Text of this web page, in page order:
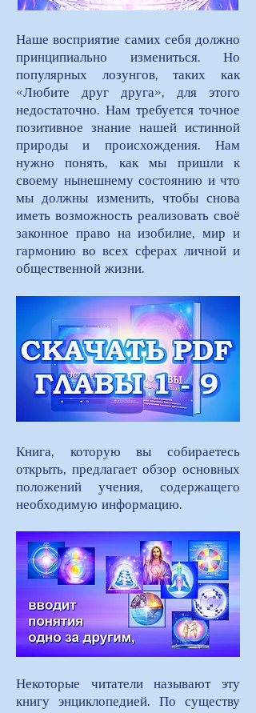
Наше восприятие самих себя должно
принципиально измениться. Но
популярных лозунгов, таких как
«Любите друг друга», для этого
недостаточно. Нам требуется точное
позитивное знание нашей истинной
природы и происхождения. Нам
нужно понять, как мы пришли к
своему нынешнему состоянию и что
мы должны изменить, чтобы снова
иметь возможность реализовать своё
законное право на изобилие, мир и
гармонию во всех сферах личной и
общественной жизни.
Книга, которую вы собираетесь
открыть, предлагает обзор основных
положений учения, содержащего
необходимую информацию.
Некоторые читатели называют эту
книгу энциклопедией. По существу